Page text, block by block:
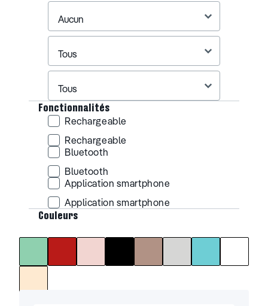
Type de classe
Sélectionnez le contenu
Piles
Sélectionnez le contenu
Canaux / Bandes
Sélectionnez le contenu
Fonctionnalités
Rechargeable
Rechargeable
Rechargeable
Bluetooth
Bluetooth
Bluetooth
Application smartphone
Application smartphone
Application smartphone
Couleurs
Vert Rouge